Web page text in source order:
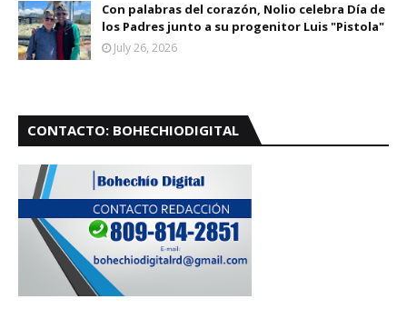
Con palabras del corazón, Nolio celebra Día de
los Padres junto a su progenitor Luis "Pistola"
July 26, 2026
CONTACTO: BOHECHIODIGITAL